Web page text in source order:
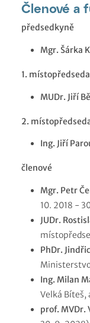
Členové a
předsedkyně
Mgr. Šárka
1. místopředseda
MUDr. Jiří
2.
Ing. Jiří
členové
Mgr. Petr
10. 2018 -
JUDr.
PhDr.
Ing. Milan
Velká Bíteš,
prof. MVDr.